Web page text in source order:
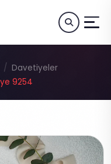
Davetiyeler
9254